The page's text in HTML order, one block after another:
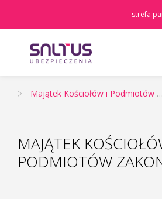
strefa
Szanowni
Państwo,
Majątek Kościołów i Podmiotów Zakonnych
MAJĄTEK
PODMIOTÓW